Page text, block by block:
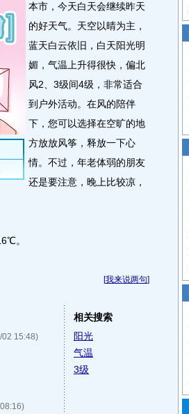
本市，今天白天会继续昨天
的好天气。天空以晴为主，
蓝天白云依旧，白天阳光明
媚，气温上升得很快，偏北
风2、3级间4级，非常适合
到户外活动。在风的陪伴
下，您可以选择在空旷的地
方放放风筝，释放一下心
情。不过，年老体弱的朋友
还是要注意，晚上比较凉，
。
[我来说两句]
02 15:48)
相关搜索
阳光
气温
3级